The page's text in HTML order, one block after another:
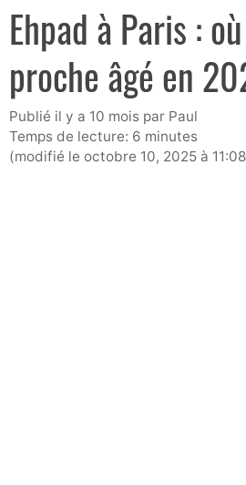
Ehpad à Paris :
proche âgé en
publié il y a 10 mois par Paul
Temps de lecture: 6 minutes
(modifié le octobre 10, 2025 à